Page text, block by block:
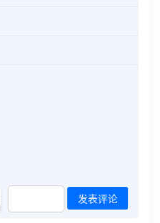
发表评论